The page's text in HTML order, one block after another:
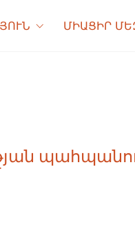
ՄԻԱՑԻՐ